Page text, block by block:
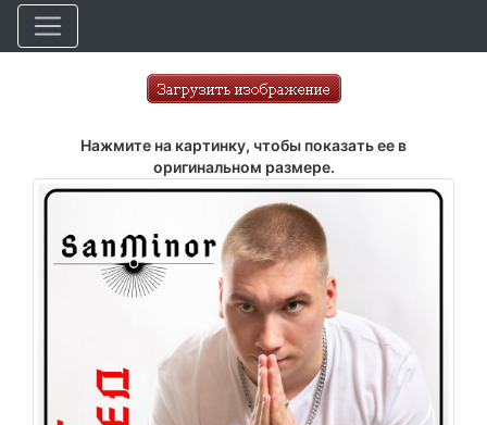
Нажмите на картинку, чтобы показать ее в
оригинальном размере.